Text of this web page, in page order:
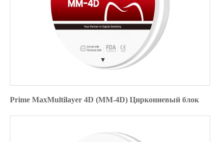
Prime MaxMultilayer 4D (MM-4D) Циркониевый блок